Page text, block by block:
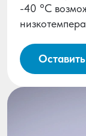
-40 °C